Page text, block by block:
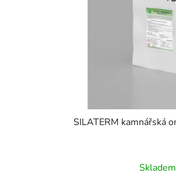
SILATERM kamnářská
Skladem